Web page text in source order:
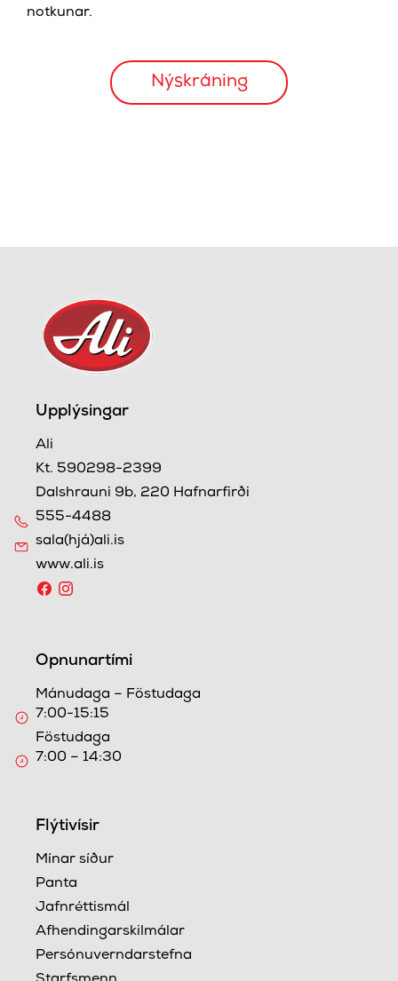
notkunar.
Upplýsingar
Ali
Kt. 590298-2399
Dalshrauni 9b, 220 Hafnarfirði
555-4488
sala(hjá)ali.is
www.ali.is
Opnunartími
Mánudaga – Föstudaga
7:00-15:15
Föstudaga
7:00 – 14:30
Flýtivísir
Mínar síður
Panta
Jafnréttismál
Afhendingarskilmálar
Persónuverndarstefna